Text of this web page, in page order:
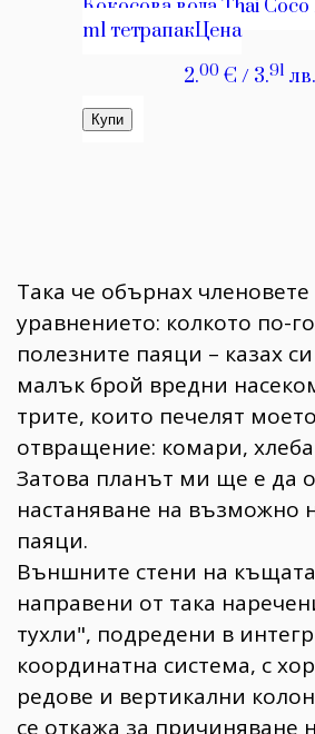
Така че обърнах членовете
уравнението: колкото по-
полезните паяци – казах
малък брой вредни
трите, които печелят
отвращение: комари,
Затова планът ми ще е да
настаняване на възможно
паяци.
Външните стени на
направени от така
тухли", подредени в
координатна система, с
редове и вертикални
се откажа за причиняване